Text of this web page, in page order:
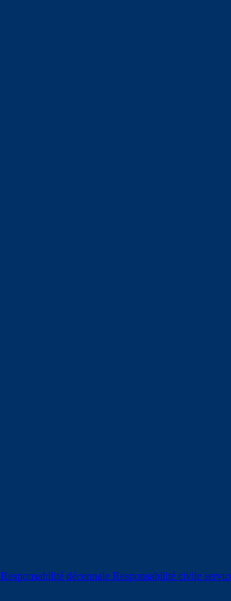
Responsabilité décennale Responsabilité civile